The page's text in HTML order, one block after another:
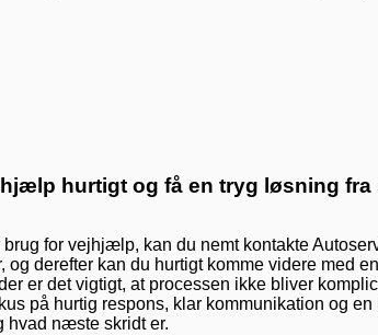
hurtigt og få en tryg løsning fra
brug for vejhjælp, kan du nemt kontakte
og derefter kan du hurtigt komme videre med
er det vigtigt, at processen ikke bliver
på hurtig respons, klar kommunikation og
hvad næste skridt er.